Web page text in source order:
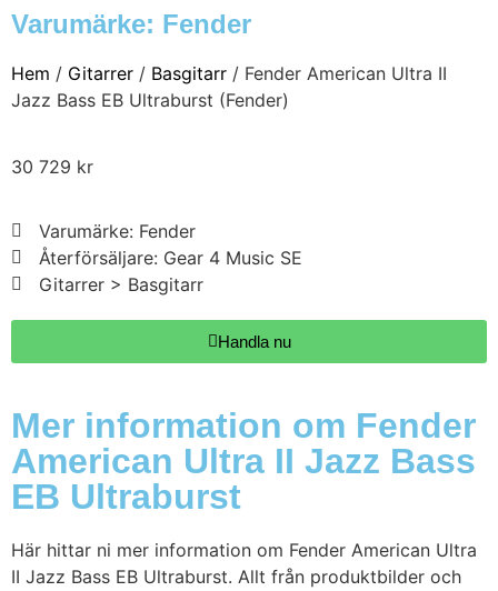
Varumärke: Fender
Hem / Gitarrer / Basgitarr / Fender American Ultra II
Jazz Bass EB Ultraburst (Fender)
30 729 kr
Varumärke: Fender
Återförsäljare: Gear 4 Music SE
Gitarrer > Basgitarr
Handla nu
Mer information om Fender
American Ultra II Jazz Bass
EB Ultraburst
Här hittar ni mer information om Fender American Ultra
II Jazz Bass EB Ultraburst. Allt från produktbilder och